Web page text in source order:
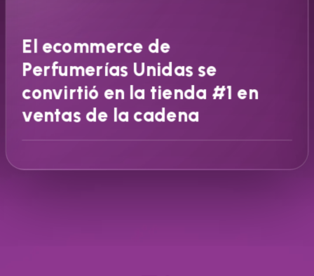
El ecommerce de
Perfumerías Unidas se
convirtió en la tienda #1 en
ventas de la cadena